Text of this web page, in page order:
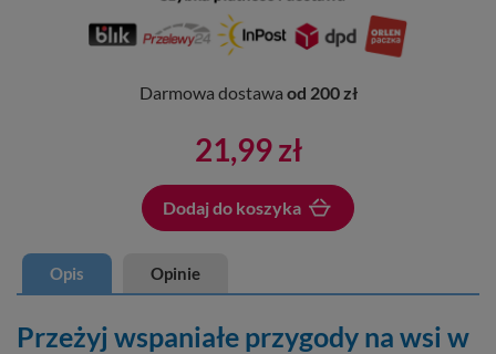
Darmowa dostawa od 200 zł
21,99 zł
Dodaj do koszyka
Opis Opinie
Przeżyj wspaniałe przygody na wsi w